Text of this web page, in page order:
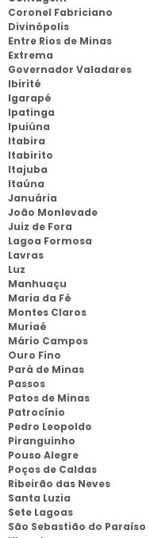
Coronel Fabriciano
Divinópolis
Entre Rios de Minas
Extrema
Governador Valadares
Ibirité
Igarapé
Ipatinga
Ipuiúna
Itabira
Itabirito
Itajuba
Itaúna
Januária
João Monlevade
Juiz de Fora
Lagoa Formosa
Lavras
Luz
Manhuaçu
Maria da Fé
Montes Claros
Muriaé
Mário Campos
Ouro Fino
Pará de Minas
Passos
Patos de Minas
Patrocínio
Pedro Leopoldo
Piranguinho
Pouso Alegre
Poços de Caldas
Ribeirão das Neves
Santa Luzia
Sete Lagoas
São Sebastião do Paraíso